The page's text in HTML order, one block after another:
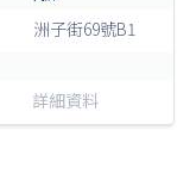
洲子街69號B1
詳細資料